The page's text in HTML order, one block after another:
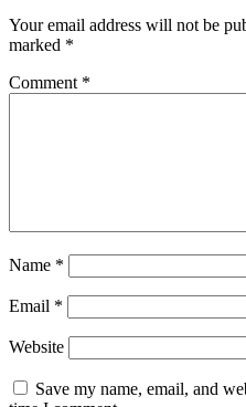
Your email address will not be
marked *
Comment *
Name *
Email *
Website
Save my name, email, and